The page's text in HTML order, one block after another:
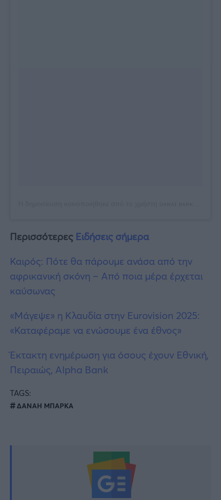
Περισσότερες Ειδήσεις σήμερα
Καιρός: Πότε θα πάρουμε ανάσα από την
αφρικανική σκόνη – Από ποια μέρα έρχεται
καύσωνας
«Μάγεψε» η Κλαυδία στην Eurovision 2025:
«Καταφέραμε να ενώσουμε ένα έθνος»
Έκτακτη ενημέρωση για όσους έχουν Εθνική,
Πειραιώς, Alpha Bank
TAGS:
ΔΑΝΑΗ ΜΠΑΡΚΑ